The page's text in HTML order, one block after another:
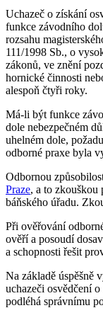
Uchazeč o získání
funkce závodního
rozsahu
111/1998 Sb., o
zákonů, ve znění
hornické činnosti
alespoň čtyři roky.
Má-li být funkce
dole nebezpečném
uhelném dole,
odborné praxe byla
Odbornou
Praze, a to zkouškou
báňského úřadu.
Při ověřování
ověří a posoudí
a schopnosti řešit
Na základě úspěšně
uchazeči osvědčení
podléhá správnímu